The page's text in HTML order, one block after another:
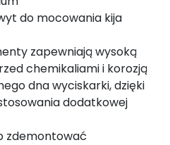
do mocowania kija
zapewniają wysoką
chemikaliami i korozją
dna wyciskarki, dzięki
dodatkowej
zdemontować